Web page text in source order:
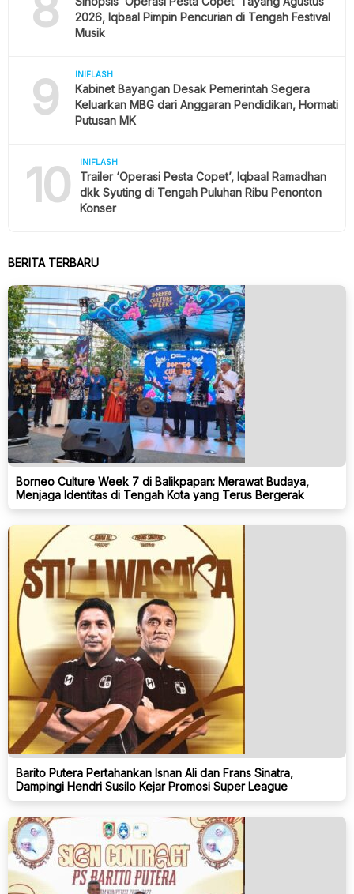
2026, Iqbaal Pimpin Pencurian di Tengah Festival
Musik
9 INIFLASH
Kabinet Bayangan Desak Pemerintah Segera
Keluarkan MBG dari Anggaran Pendidikan, Hormati
Putusan MK
10 INIFLASH
Trailer ‘Operasi Pesta Copet’, Iqbaal Ramadhan
dkk Syuting di Tengah Puluhan Ribu Penonton
Konser
BERITA TERBARU
Borneo Culture Week 7 di Balikpapan: Merawat Budaya,
Menjaga Identitas di Tengah Kota yang Terus Bergerak
Barito Putera Pertahankan Isnan Ali dan Frans Sinatra,
Dampingi Hendri Susilo Kejar Promosi Super League